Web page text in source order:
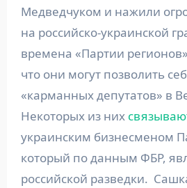
Медведчуком и нажили
на российско-украинской
времена «Партии
что они могут позволить
«карманных депутатов» в
Некоторых из них
украинским бизнесменом
который по данным ФБР,
российской разведки.